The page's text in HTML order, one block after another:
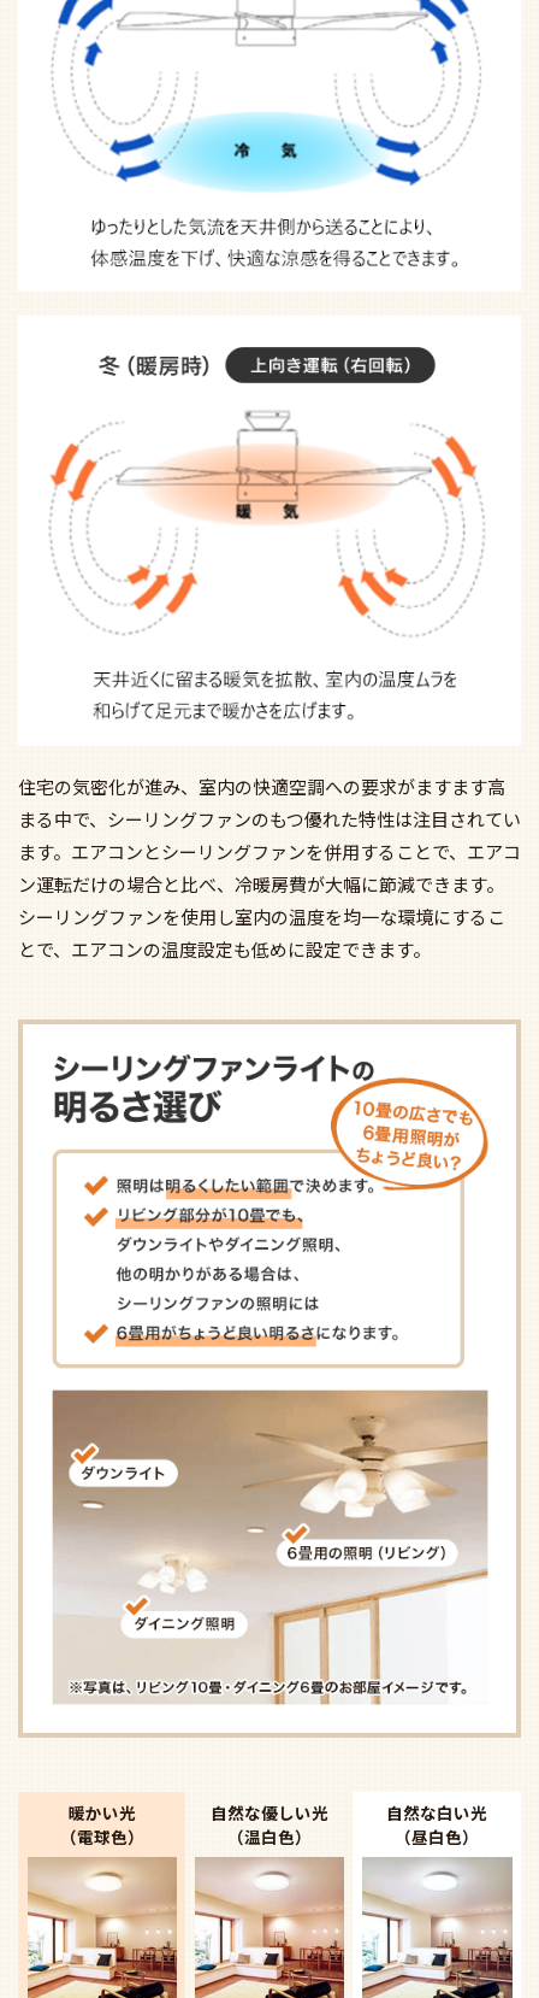
住宅の気密化が進み、室内の快適空調への要求がますます高
まる中で、シーリングファンのもつ優れた特性は注目されてい
ます。エアコンとシーリングファンを併用することで、エアコ
ン運転だけの場合と比べ、冷暖房費が大幅に節減できます。
シーリングファンを使用し室内の温度を均一な環境にするこ
とで、エアコンの温度設定も低めに設定できます。
暖かい光
（電球色）
自然な優しい光
（温白色）
自然な白い光
（昼白色）